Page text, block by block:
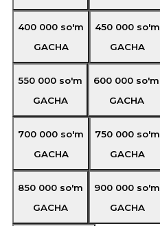
400 000 so'm
GACHA
450 000 so'm
GACHA
550 000 so'm
GACHA
600 000 so'm
GACHA
700 000 so'm
GACHA
750 000 so'm
GACHA
850 000 so'm
GACHA
900 000 so'm
GACHA